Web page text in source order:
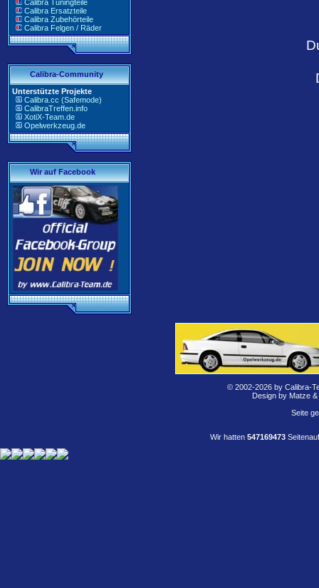
Calibra Tuningteile
Calibra Ersatzteile
Calibra Zubehörteile
Calibra Felgen / Räder
Calibra-Community
Unterstützte Projekte
Calibra.cc (Safemode)
CalibraTreffen.info
XotiX-Team.de
Opelwerkzeug.de
Wir auf Facebook
© 2002-2026 by Calibra-
Design by Matze
Seite
Wir hatten 547169473